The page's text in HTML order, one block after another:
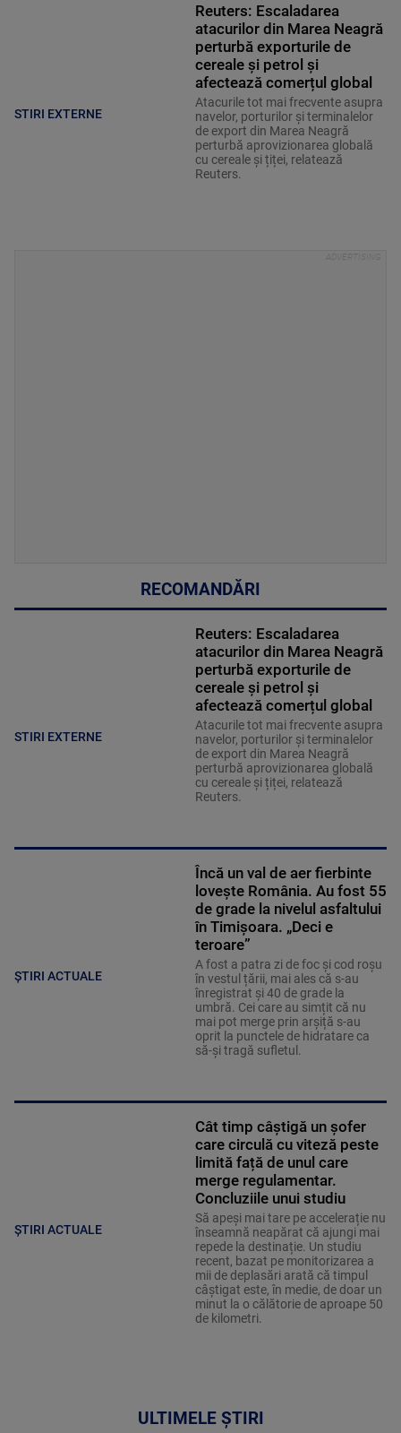
STIRI EXTERNE
Reuters: Escaladarea
atacurilor din Marea Neagră
perturbă exporturile de
cereale și petrol și
afectează comerțul global
Atacurile tot mai frecvente asupra
navelor, porturilor și terminalelor
de export din Marea Neagră
perturbă aprovizionarea globală
cu cereale și țiței, relatează
Reuters.
RECOMANDĂRI
STIRI EXTERNE
Reuters: Escaladarea
atacurilor din Marea Neagră
perturbă exporturile de
cereale și petrol și
afectează comerțul global
Atacurile tot mai frecvente asupra
navelor, porturilor și terminalelor
de export din Marea Neagră
perturbă aprovizionarea globală
cu cereale și țiței, relatează
Reuters.
ȘTIRI ACTUALE
Încă un val de aer fierbinte
lovește România. Au fost 55
de grade la nivelul asfaltului
în Timișoara. „Deci e
teroare”
A fost a patra zi de foc și cod roșu
în vestul țării, mai ales că s-au
înregistrat și 40 de grade la
umbră. Cei care au simțit că nu
mai pot merge prin arșiță s-au
oprit la punctele de hidratare ca
să-și tragă sufletul.
ȘTIRI ACTUALE
Cât timp câștigă un șofer
care circulă cu viteză peste
limită față de unul care
merge regulamentar.
Concluziile unui studiu
Să apeși mai tare pe accelerație nu
înseamnă neapărat că ajungi mai
repede la destinație. Un studiu
recent, bazat pe monitorizarea a
mii de deplasări arată că timpul
câștigat este, în medie, de doar un
minut la o călătorie de aproape 50
de kilometri.
ULTIMELE ȘTIRI